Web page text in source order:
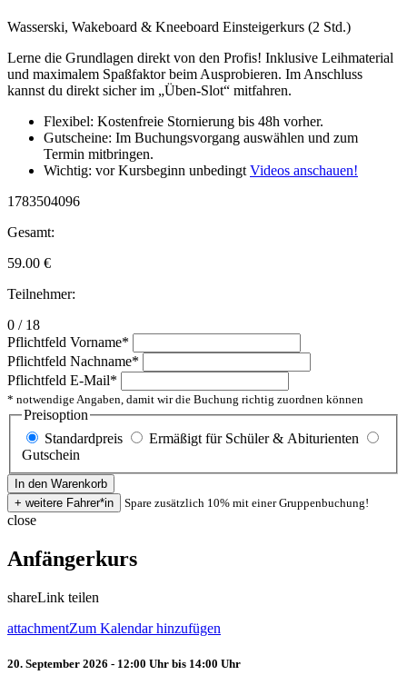
Wasserski, Wakeboard & Kneeboard Einsteigerkurs (2 Std.)
Lerne die Grundlagen direkt von den Profis! Inklusive Leihmaterial
und maximalem Spaßfaktor beim Ausprobieren. Im Anschluss
kannst du direkt sicher im „Üben-Slot“ mitfahren.
Flexibel: Kostenfreie Stornierung bis 48h vorher.
Gutscheine: Im Buchungsvorgang auswählen und zum
Termin mitbringen.
Wichtig: vor Kursbeginn unbedingtVideos anschauen!
1783504096
Gesamt:
59.00 €
Teilnehmer:
0 / 18
Pflichtfeld Vorname*
Pflichtfeld Nachname*
Pflichtfeld E-Mail*
* notwendige Angaben, damit wir die Buchung richtig zuordnen können
Preisoption
Standardpreis
Ermäßigt für Schüler & Abiturienten
Gutschein
Spare zusätzlich 10% mit einer Gruppenbuchung!
close
Anfängerkurs
shareLink teilen
attachmentZum Kalendar hinzufügen
20. September 2026 - 12:00 Uhr bis 14:00 Uhr